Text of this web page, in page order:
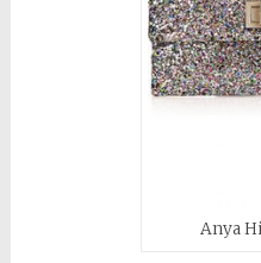
Anya